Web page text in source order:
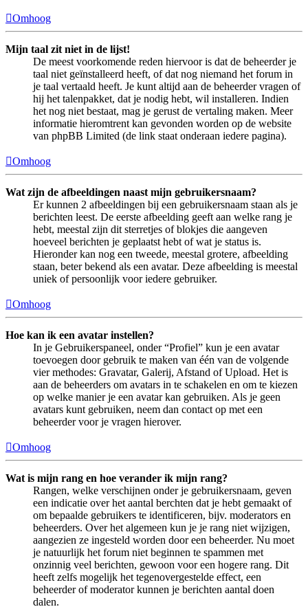
Omhoog
Mijn taal zit niet in de lijst!
De meest voorkomende reden hiervoor is dat de beheerder je
taal niet geïnstalleerd heeft, of dat nog niemand het forum in
je taal vertaald heeft. Je kunt altijd aan de beheerder vragen of
hij het talenpakket, dat je nodig hebt, wil installeren. Indien
het nog niet bestaat, mag je gerust de vertaling maken. Meer
informatie hieromtrent kan gevonden worden op de website
van phpBB Limited (de link staat onderaan iedere pagina).
Omhoog
Wat zijn de afbeeldingen naast mijn gebruikersnaam?
Er kunnen 2 afbeeldingen bij een gebruikersnaam staan als je
berichten leest. De eerste afbeelding geeft aan welke rang je
hebt, meestal zijn dit sterretjes of blokjes die aangeven
hoeveel berichten je geplaatst hebt of wat je status is.
Hieronder kan nog een tweede, meestal grotere, afbeelding
staan, beter bekend als een avatar. Deze afbeelding is meestal
uniek of persoonlijk voor iedere gebruiker.
Omhoog
Hoe kan ik een avatar instellen?
In je Gebruikerspaneel, onder “Profiel” kun je een avatar
toevoegen door gebruik te maken van één van de volgende
vier methodes: Gravatar, Galerij, Afstand of Upload. Het is
aan de beheerders om avatars in te schakelen en om te kiezen
op welke manier je een avatar kan gebruiken. Als je geen
avatars kunt gebruiken, neem dan contact op met een
beheerder voor je vragen hierover.
Omhoog
Wat is mijn rang en hoe verander ik mijn rang?
Rangen, welke verschijnen onder je gebruikersnaam, geven
een indicatie over het aantal berchten dat je hebt gemaakt of
om bepaalde gebruikers te identificeren, bijv. moderators en
beheerders. Over het algemeen kun je je rang niet wijzigen,
aangezien ze ingesteld worden door een beheerder. Nu moet
je natuurlijk het forum niet beginnen te spammen met
onzinnig veel berichten, gewoon voor een hogere rang. Dit
heeft zelfs mogelijk het tegenovergestelde effect, een
beheerder of moderator kunnen je berichten aantal doen
dalen.